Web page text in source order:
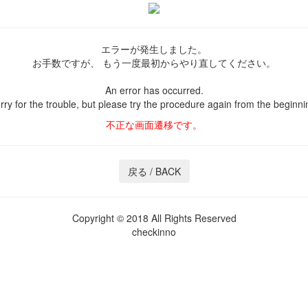
エラーが発生しました。
お手数ですが、
もう一度最初からやり直してください。
An error has occurred.
for the trouble, but please try the procedure again from the
不正な画面遷移です。
Copyright © 2018 All Rights Reserved
checkinno